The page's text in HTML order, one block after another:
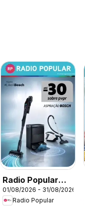
Radio Popular
Bosch
01/08/2026 - 31/08/2026
Radio Popular